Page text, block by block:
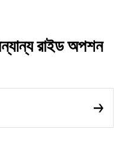
রাইড অপশন